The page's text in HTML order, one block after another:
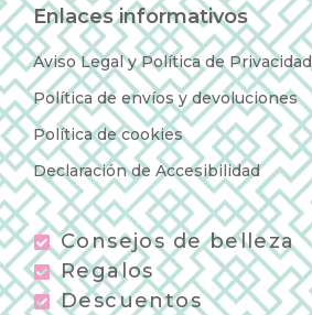
Enlaces informativos
Aviso Legal y Política de Privacidad
Política de envíos y devoluciones
Política de cookies
Declaración de Accesibilidad
Consejos de belleza
Regalos
Descuentos